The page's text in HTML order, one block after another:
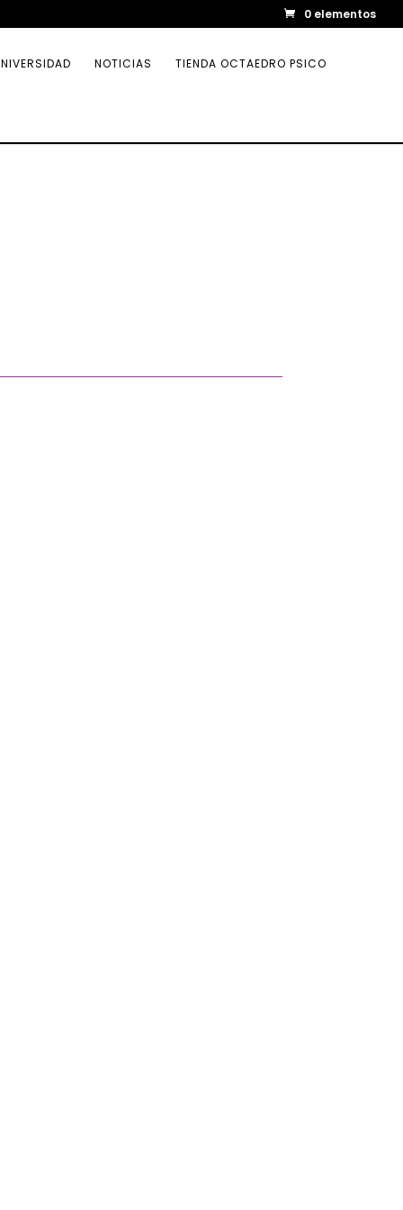
0 elementos
NOTICIAS TIENDA OCTAEDRO PSICO